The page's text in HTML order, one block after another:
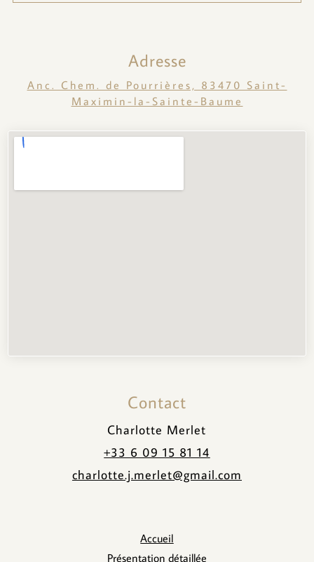
Adresse
Anc. Chem. de Pourrières, 83470 Saint-
Maximin-la-Sainte-Baume
Contact
Charlotte Merlet
+33 6 09 15 81 14
charlotte.j.merlet@gmail.com
Accueil
Présentation détaillée